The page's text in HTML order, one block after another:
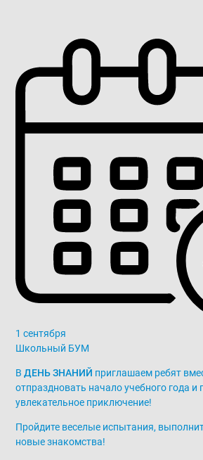
1 сентября
Школьный БУМ
ВДЕНЬ ЗНАНИЙ приглашаем ребят
отпраздновать начало учебного года и
увлекательное приключение!
Пройдите веселые испытания,
новые знакомства!